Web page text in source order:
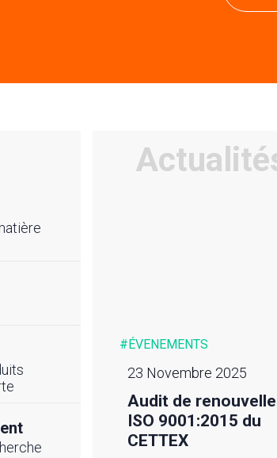
#ÉVENEMENTS
23 Novembre 2025
Audit de
ISO 9001:2015 du
CETTEX